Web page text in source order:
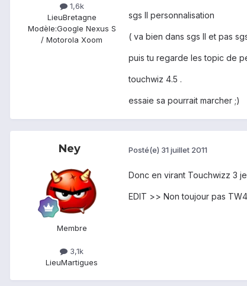
1,6k
LieuBretagne
Modèle:Google Nexus S
/ Motorola Xoom
sgs II personnalisation
( va bien dans sgs II et pas
puis tu regarde les topic de
touchwiz 4.5 .
essaie sa pourrait marcher ;)
Ney
Membre
3,1k
LieuMartigues
Posté(e) 31 juillet 2011
Donc en virant Touchwizz 3
EDIT >> Non toujour pas